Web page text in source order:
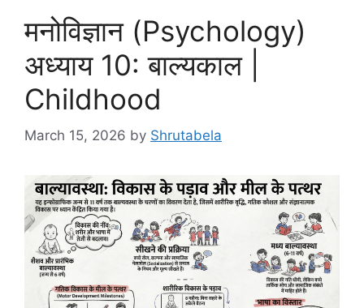
मनोविज्ञान (Psychology)
अध्याय 10: बाल्यकाल |
Childhood
March 15, 2026 by Shrutabela